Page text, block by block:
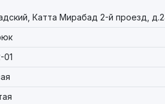
Катта Мирабад 2-й проезд,
01